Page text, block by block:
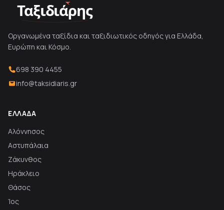
Ταξιδιάρης
Οργανωμένα ταξίδια και ταξιδιωτικός οδηγός για Ελλάδα,
Ευρώπη και Κόσμο.
698 390 4455
info@taksidiaris.gr
ΕΛΛΆΔΑ
Αλόννησος
Αστυπάλαια
Ζάκυνθος
Ηράκλειο
Θάσος
Ίος